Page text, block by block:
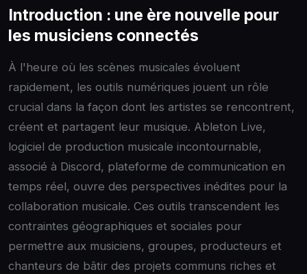
Introduction : une ère nouvelle pour
les musiciens connectés
À l'heure où les scènes musicales évoluent
rapidement, les outils numériques jouent un rôle
crucial dans la façon dont les artistes se rencontrent,
créent et partagent leur musique. Ableton Live,
logiciel de production musicale incontournable,
associé à Discord, plateforme de communication en
temps réel, ouvre des perspectives inédites pour la
collaboration musicale. Ces outils transcendent les
contraintes géographiques et sociales pour
permettre aux musiciens, groupes, producteurs et
chanteurs de bâtir des projets communs riches et